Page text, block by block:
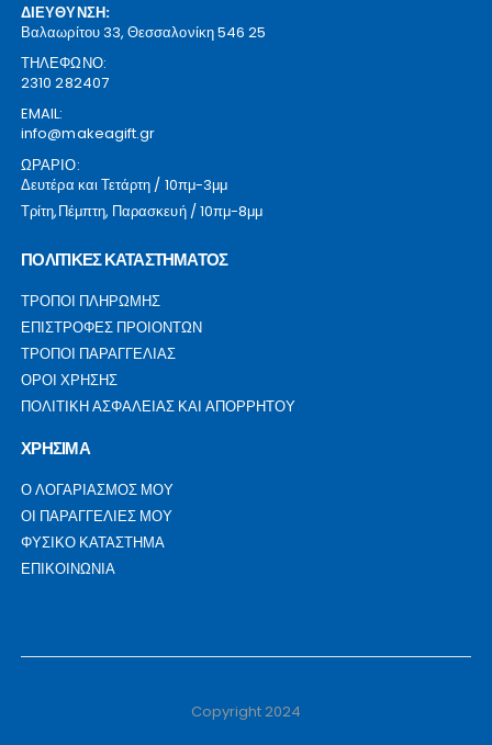
ΔΙΕΥΘΥΝΣΗ:
Βαλαωρίτου 33, Θεσσαλονίκη 546 25
ΤΗΛΕΦΩΝΟ:
2310 282407
EMAIL:
info@makeagift.gr
ΩΡΑΡΙΟ:
Δευτέρα και Τετάρτη / 10πμ-3μμ
Τρίτη,Πέμπτη, Παρασκευή / 10πμ-8μμ
ΠΟΛΙΤΙΚΕΣ ΚΑΤΑΣΤΗΜΑΤΟΣ
ΤΡΟΠΟΙ ΠΛΗΡΩΜΗΣ
ΕΠΙΣΤΡΟΦΕΣ ΠΡΟΙΟΝΤΩΝ
ΤΡΟΠΟΙ ΠΑΡΑΓΓΕΛΙΑΣ
ΟΡΟΙ ΧΡΗΣΗΣ
ΠΟΛΙΤΙΚΗ ΑΣΦΑΛΕΙΑΣ ΚΑΙ ΑΠΟΡΡΗΤΟΥ
ΧΡΗΣΙΜΑ
Ο ΛΟΓΑΡΙΑΣΜΟΣ ΜΟΥ
ΟΙ ΠΑΡΑΓΓΕΛΙΕΣ ΜΟΥ
ΦΥΣΙΚΟ ΚΑΤΑΣΤΗΜΑ
ΕΠΙΚΟΙΝΩΝΙΑ
Copyright 2024